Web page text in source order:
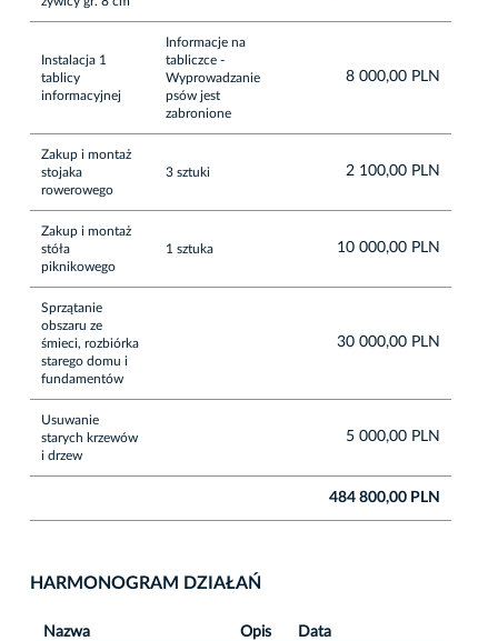
Instalacja 1
tablicy
informacyjnej
Informacje na
tabliczce -
Wyprowadzanie
psów jest
zabronione
8 000,00 PLN
Zakup i montaż
stojaka
rowerowego
3 sztuki 2 100,00 PLN
Zakup i montaż
stóła
piknikowego
1 sztuka 10 000,00 PLN
Sprzątanie
obszaru ze
śmieci, rozbiórka
starego domu i
fundamentów
30 000,00 PLN
Usuwanie
starych krzewów
i drzew
5 000,00 PLN
484 800,00 PLN
HARMONOGRAM DZIAŁAŃ
Nazwa Opis Data